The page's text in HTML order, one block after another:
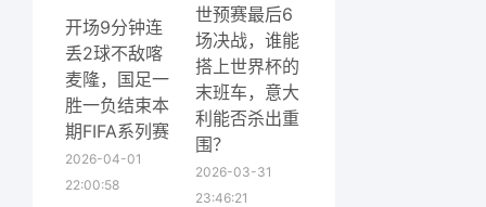
开场9分钟连
丢2球不敌喀
麦隆，国足一
胜一负结束本
期FIFA系列赛
2026-04-01
22:00:58
世预赛最后6
场决战，谁能
搭上世界杯的
末班车，意大
利能否杀出重
围？
2026-03-31
23:46:21